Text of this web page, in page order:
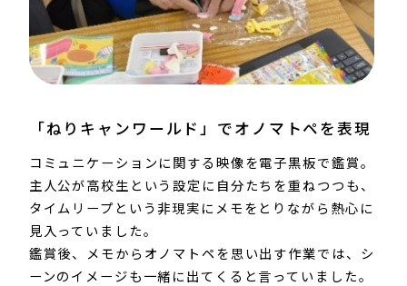
「ねりキャンワールド」でオノマトペを表現​
コミュニケーションに関する映像を電子黒板で鑑賞。
主人公が高校生という設定に自分たちを重ねつつも、
タイムリープという非現実にメモをとりながら熱心に
見入っていました。​
鑑賞後、メモからオノマトペを思い出す作業では、シ
ーンのイメージも一緒に出てくると言っていました。